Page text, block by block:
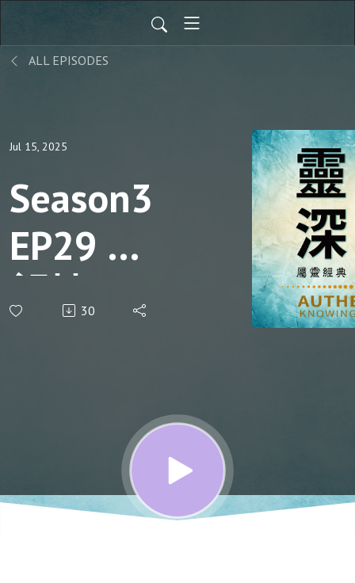
ALL EPISODES
Jul 15, 2025
Season3
EP29 守
望樓｜
與禱告
30